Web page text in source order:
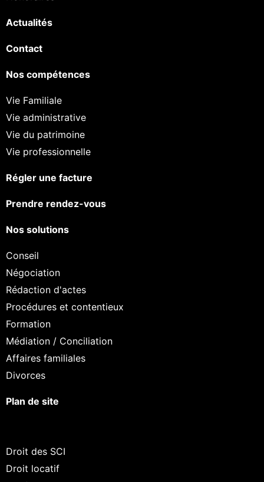
Actualités
Contact
Nos compétences
Vie Familiale
Vie administrative
Vie du patrimoine
Vie professionnelle
Régler une facture
Prendre rendez-vous
Nos solutions
Conseil
Négociation
Rédaction d'actes
Procédures et contentieux
Formation
Médiation / Conciliation
Affaires familiales
Divorces
Plan de site
Droit des SCI
Droit locatif